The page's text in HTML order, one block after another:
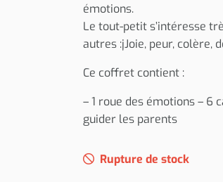
émotions.
Le tout-petit s’intéresse
autres :jJoie, peur, colère,
Ce coffret contient :
– 1 roue des émotions – 6
guider les parents
Rupture de stock